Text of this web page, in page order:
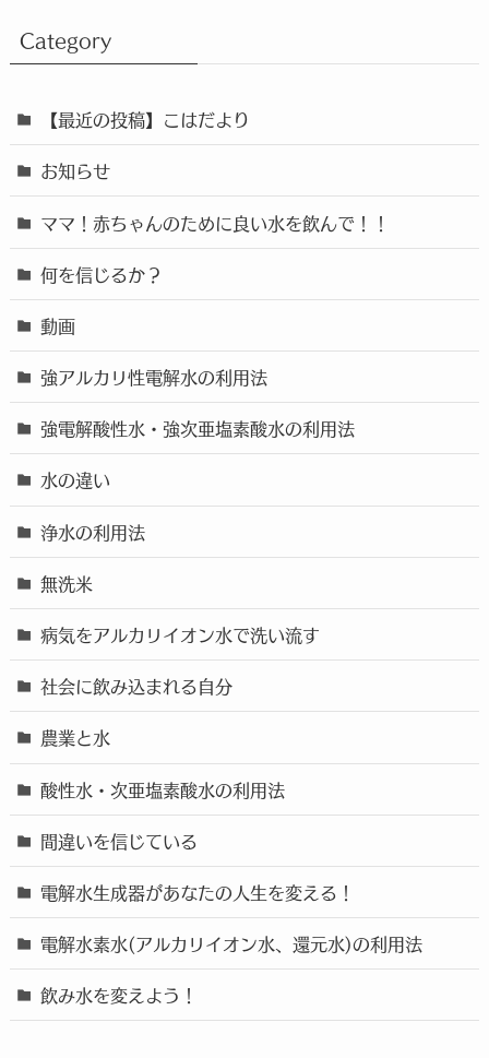
Category
【最近の投稿】こはだより
お知らせ
ママ！赤ちゃんのために良い水を飲んで！！
何を信じるか？
動画
強アルカリ性電解水の利用法
強電解酸性水・強次亜塩素酸水の利用法
水の違い
浄水の利用法
無洗米
病気をアルカリイオン水で洗い流す
社会に飲み込まれる自分
農業と水
酸性水・次亜塩素酸水の利用法
間違いを信じている
電解水生成器があなたの人生を変える！
電解水素水(アルカリイオン水、還元水)の利用法
飲み水を変えよう！